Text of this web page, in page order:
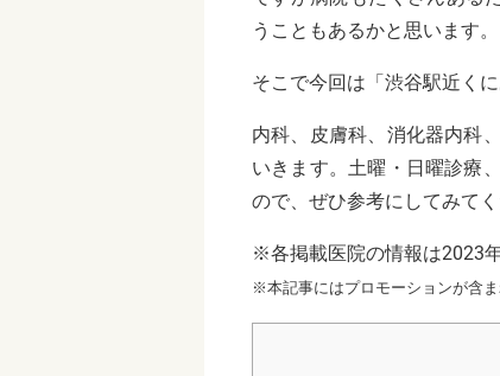
うこともあるかと思います。
そこで今回は「渋谷駅近く
内科、皮膚科、消化器内科
いきます。土曜・日曜診療
ので、ぜひ参考にしてみてく
※各掲載医院の情報は2023
※本記事にはプロモーションが含